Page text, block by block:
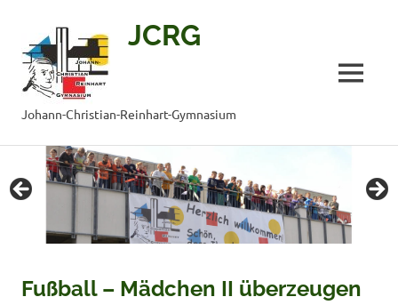
Inhalt
springen
JCRG
Johann-Christian-Reinhart-Gymnasium
MENÜ
Fußball – Mädchen II überzeugen